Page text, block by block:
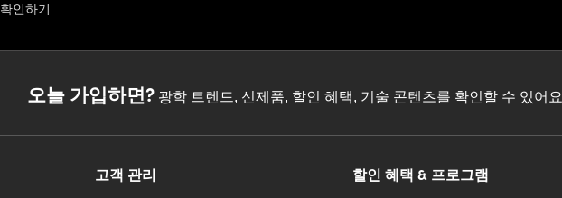
확인하기
오늘 가입하면?광학 트렌드, 신제품, 할인 혜택, 기술 콘텐츠를 확인할 수 있어요
고객 관리 할인 혜택 & 프로그램